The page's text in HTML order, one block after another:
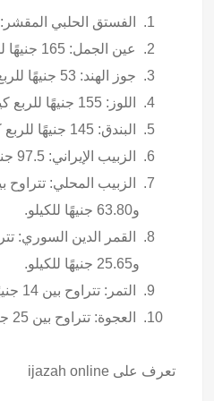
الفستق الحلبي المقشر: 273 جنيهًا للكيلو.
عين الجمل: 165 جنيهًا للربع كيلو.
جوز الهند: 53 جنيهًا للربع كيلو.
اللوز: 155 جنيهًا للربع كيلو.
البندق: 145 جنيهًا للربع كيلو.
الزبيب الإيراني: 97.5 جنيهًا للكيلو.
و63.80 جنيهًا للكيلو.
و25.65 جنيهًا للكيلو.
التمر: تتراوح بين 14 جنيهًا و20 جنيهًا للكيلو.
العجوة: تتراوح بين 25 جنيهًا و30 جنيهًا للكيلو.
تعرف على ijazah online